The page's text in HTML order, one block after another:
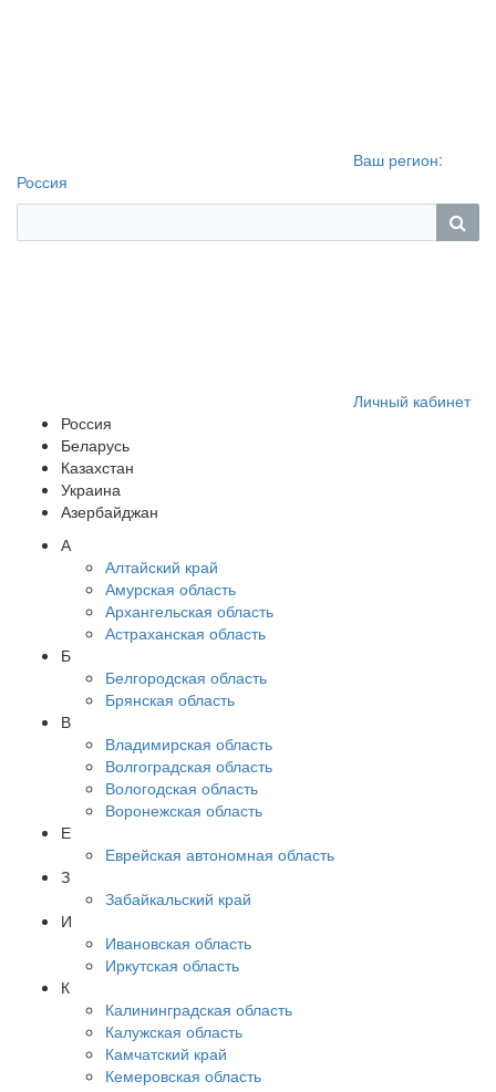
Ваш регион:
Россия
Личный кабинет
Россия
Беларусь
Казахстан
Украина
Азербайджан
А
Алтайский край
Амурская область
Архангельская область
Астраханская область
Б
Белгородская область
Брянская область
В
Владимирская область
Волгоградская область
Вологодская область
Воронежская область
Е
Еврейская автономная область
З
Забайкальский край
И
Ивановская область
Иркутская область
К
Калининградская область
Калужская область
Камчатский край
Кемеровская область